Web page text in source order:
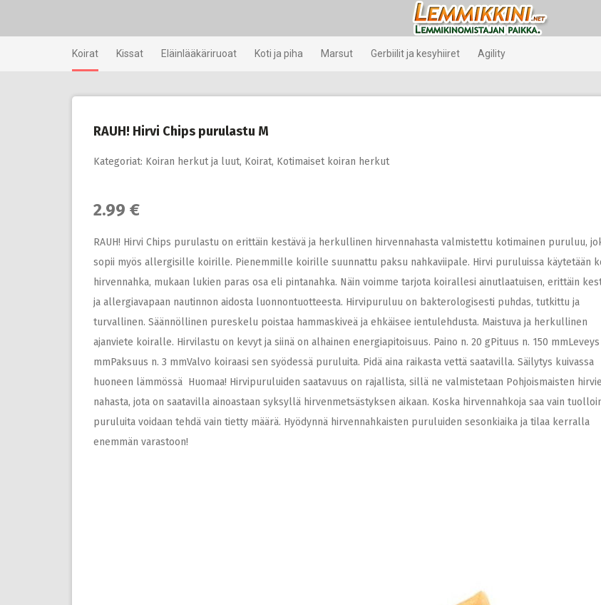
Koirat Kissat Eläinlääkäriruoat Koti ja piha Marsut Gerbiilit ja kesyhiiret Agility
RAUH! Hirvi Chips purulastu M
Kategoriat: Koiran herkut ja luut, Koirat, Kotimaiset koiran herkut
2.99 €
RAUH! Hirvi Chips purulastu on erittäin kestävä ja herkullinen hirvennahasta valmistettu kotimainen puruluu,
sopii myös allergisille koirille. Pienemmille koirille suunnattu paksu nahkaviipale. Hirvi puruluissa käytetään
hirvennahka, mukaan lukien paras osa eli pintanahka. Näin voimme tarjota koirallesi ainutlaatuisen, erittäin
ja allergiavapaan nautinnon aidosta luonnontuotteesta. Hirvipuruluu on bakterologisesti puhdas, tutkittu ja
turvallinen. Säännöllinen pureskelu poistaa hammaskiveä ja ehkäisee ientulehdusta. Maistuva ja herkullinen
ajanviete koiralle. Hirvilastu on kevyt ja siinä on alhainen energiapitoisuus. Paino n. 20 gPituus n. 150 mmLeveys
mmPaksuus n. 3 mmValvo koiraasi sen syödessä puruluita. Pidä aina raikasta vettä saatavilla. Säilytys kuivassa
huoneen lämmössä Huomaa! Hirvipuruluiden saatavuus on rajallista, sillä ne valmistetaan Pohjoismaisten
nahasta, jota on saatavilla ainoastaan syksyllä hirvenmetsästyksen aikaan. Koska hirvennahkoja saa vain
puruluita voidaan tehdä vain tietty määrä. Hyödynnä hirvennahkaisten puruluiden sesonkiaika ja tilaa kerralla
enemmän varastoon!